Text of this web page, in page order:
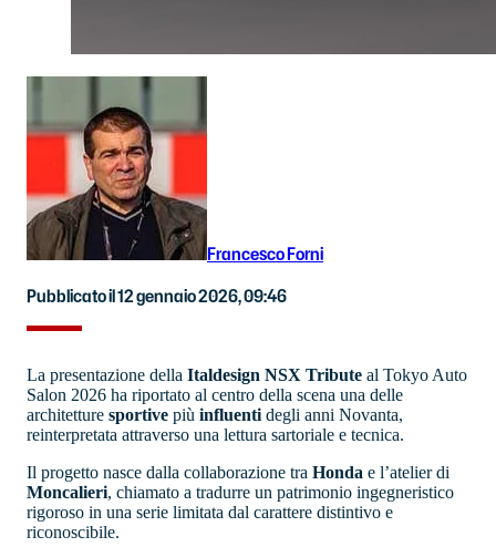
Francesco Forni
Pubblicato il 12 gennaio 2026, 09:46
La presentazione della Italdesign NSX Tribute al Tokyo Auto
Salon 2026 ha riportato al centro della scena una delle
architetture sportive più influenti degli anni Novanta,
reinterpretata attraverso una lettura sartoriale e tecnica.
Il progetto nasce dalla collaborazione tra Honda e l’atelier di
Moncalieri, chiamato a tradurre un patrimonio ingegneristico
rigoroso in una serie limitata dal carattere distintivo e
riconoscibile.